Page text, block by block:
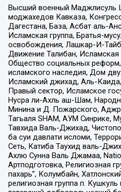
Высший военный Маджлисуль
моджахедов Кавказа,
Дагестана, База, Асбат аль-
Исламская группа, Братья-
освобождения, Лашкар-И-
Движение Талибан, Исламская
Общество социальных
исламского наследия, Дом
Исламский джихад, Аль-
Правый сектор, Исламское
Нусра ли-Ахль аш-Шам,
Минина и Д. Пожарского, Аджр
Тагьаля SHAM, АУМ Синрике,
Тавхида Валь-Джихад,
ба суи давлати исломи,
Сеть, Катиба Таухид валь-
Ахлю Сунна Валь Джамаа,
Артподготовка, Религиозная
пахарь”, Колумбайн,
религиозная группа п.